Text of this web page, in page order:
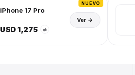
NUEVO
iPhone 17 Pro
USD 1,275 ⇄
Ver →